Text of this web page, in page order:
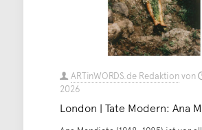
ARTinWORDS.de Redaktionvon
2026
London | Tate Modern: Ana